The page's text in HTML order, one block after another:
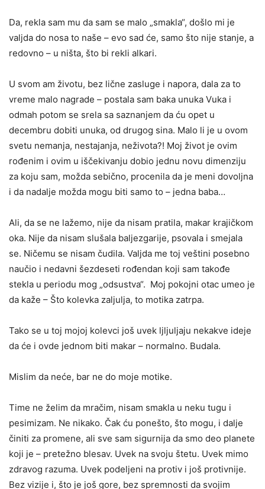
Da, rekla sam mu da sam se malo „smakla“, došlo mi je
valjda do nosa to naše – evo sad će, samo što nije stanje, a
redovno – u ništa, što bi rekli alkari.
U svom am životu, bez lične zasluge i napora, dala za to
vreme malo nagrade – postala sam baka unuka Vuka i
odmah potom se srela sa saznanjem da ću opet u
decembru dobiti unuka, od drugog sina. Malo li je u ovom
svetu nemanja, nestajanja, neživota?! Moj život je ovim
rođenim i ovim u iščekivanju dobio jednu novu dimenziju
za koju sam, možda sebično, procenila da je meni dovoljna
i da nadalje možda mogu biti samo to – jedna baba…
Ali, da se ne lažemo, nije da nisam pratila, makar krajičkom
oka. Nije da nisam slušala baljezgarije, psovala i smejala
se. Ničemu se nisam čudila. Valjda me toj veštini posebno
naučio i nedavni šezdeseti rođendan koji sam takođe
stekla u periodu mog „odsustva“. Moj pokojni otac umeo je
da kaže – Što kolevka zaljulja, to motika zatrpa.
Tako se u toj mojoj kolevci još uvek ljljuljaju nekakve ideje
da će i ovde jednom biti makar – normalno. Budala.
Mislim da neće, bar ne do moje motike.
Time ne želim da mračim, nisam smakla u neku tugu i
pesimizam. Ne nikako. Čak ću ponešto, što mogu, i dalje
činiti za promene, ali sve sam sigurnija da smo deo planete
koji je – pretežno blesav. Uvek na svoju štetu. Uvek mimo
zdravog razuma. Uvek podeljeni na protiv i još protivnije.
Bez vizije i, što je još gore, bez spremnosti da svojim